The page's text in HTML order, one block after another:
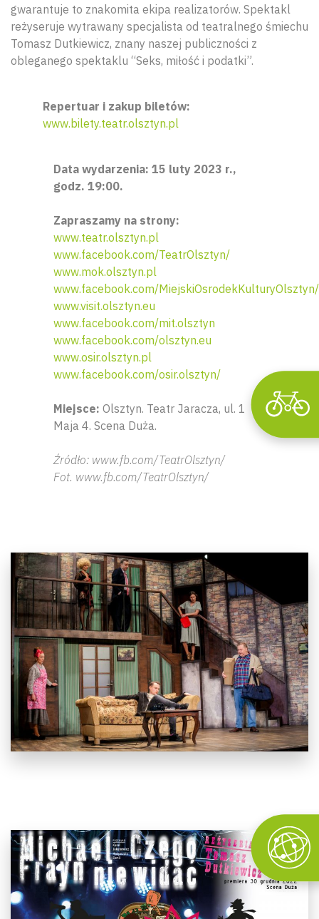
gwarantuje to znakomita ekipa realizatorów. Spektakl
reżyseruje wytrawany specjalista od teatralnego śmiechu
Tomasz Dutkiewicz, znany naszej publiczności z
obleganego spektaklu “Seks, miłość i podatki”.
Repertuar i zakup biletów:
www.bilety.teatr.olsztyn.pl
Data wydarzenia: 15 luty 2023 r.,
godz. 19:00.
Zapraszamy na strony:
www.teatr.olsztyn.pl
www.facebook.com/TeatrOlsztyn/
www.mok.olsztyn.pl
www.facebook.com/MiejskiOsrodekKulturyOlsztyn/
www.visit.olsztyn.eu
www.facebook.com/mit.olsztyn
www.facebook.com/olsztyn.eu
www.osir.olsztyn.pl
www.facebook.com/osir.olsztyn/
Miejsce: Olsztyn. Teatr Jaracza, ul. 1
Maja 4. Scena Duża.
Źródło: www.fb.com/TeatrOlsztyn/
Fot. www.fb.com/TeatrOlsztyn/